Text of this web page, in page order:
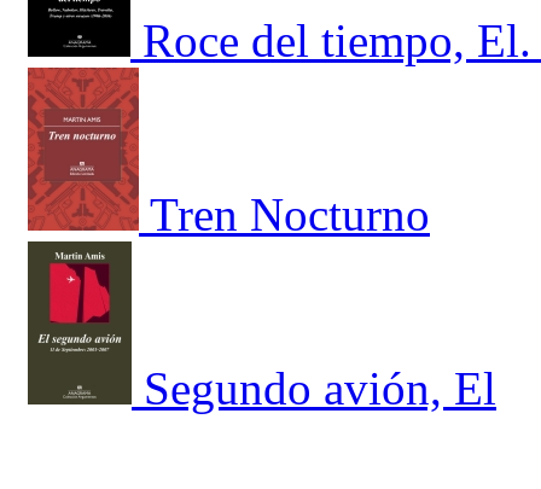
Roce del tiempo,
Tren Nocturno
Segundo avión, El